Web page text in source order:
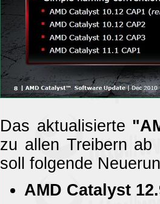
Das aktualisierte
zu allen Treibern ab
soll folgende
AMD Catalyst